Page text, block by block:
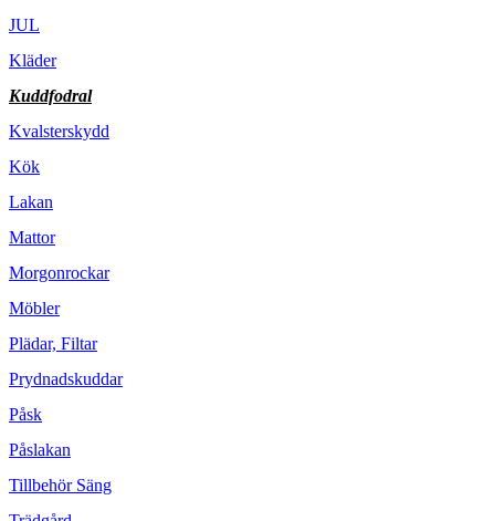
JUL
Kläder
Kuddfodral
Kvalsterskydd
Kök
Lakan
Mattor
Morgonrockar
Möbler
Plädar, Filtar
Prydnadskuddar
Påsk
Påslakan
Tillbehör Säng